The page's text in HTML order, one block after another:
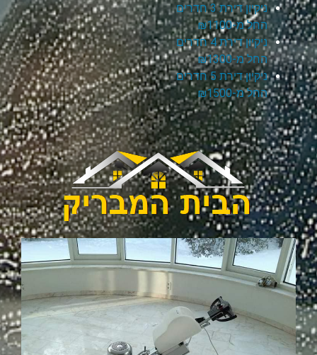
ניקיון דירת 3 חדרים
החל מ-₪1100
ניקיון דירת 4 חדרים
החל מ-₪1300
ניקיון דירת 5 חדרים
החל מ-₪1500